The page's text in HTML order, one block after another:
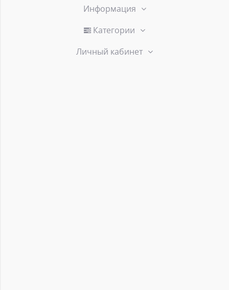
Информация
Категории
Личный кабинет